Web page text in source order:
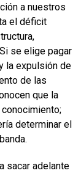
a nuestros
el déficit
se elige pagar
la expulsión de
de las
que la
determinar el
sacar adelante